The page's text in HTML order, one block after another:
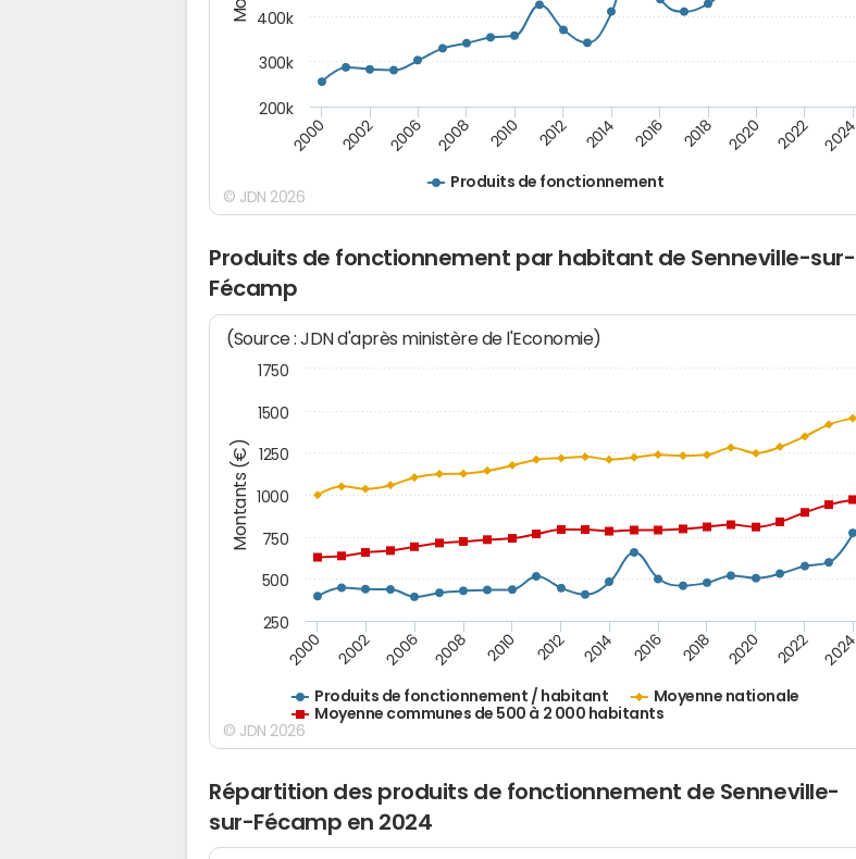
Produits de fonctionnement
2000 2002 2006 2008 2010 2012 2014 2016 2018 2020 2022 2024
200k
300k
400k
© JDN 2026
Produits de fonctionnement par habitant de Senneville-sur-
Fécamp
Montants (€)
(Source : JDN d'après ministère de l'Economie)
Produits de fonctionnement / habitant
Moyenne nationale
Moyenne communes de 500 à 2 000 habitants
2000 2002 2006 2008 2010 2012 2014 2016 2018 2020 2022 2024
250
500
750
1000
1250
1500
1750
© JDN 2026
Répartition des produits de fonctionnement de Senneville-
sur-Fécamp en 2024